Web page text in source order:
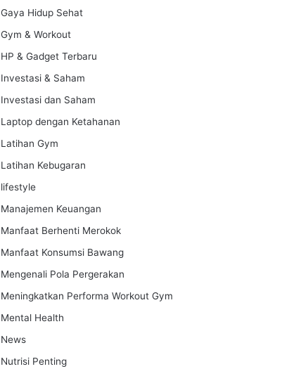
Gaya Hidup Sehat
Gym & Workout
HP & Gadget Terbaru
Investasi & Saham
Investasi dan Saham
Laptop dengan Ketahanan
Latihan Gym
Latihan Kebugaran
lifestyle
Manajemen Keuangan
Manfaat Berhenti Merokok
Manfaat Konsumsi Bawang
Mengenali Pola Pergerakan
Meningkatkan Performa Workout Gym
Mental Health
News
Nutrisi Penting